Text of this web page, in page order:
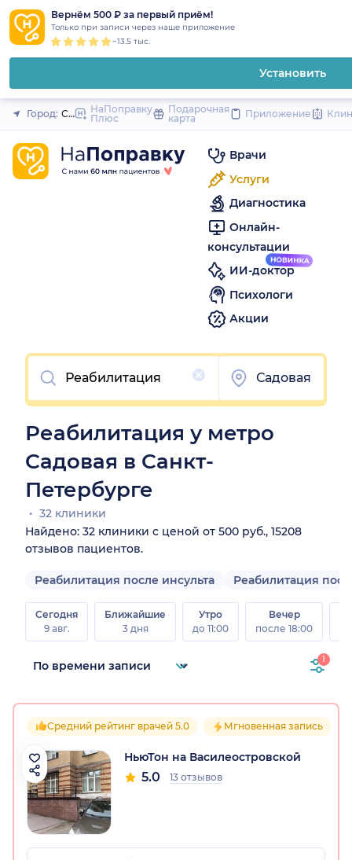
Вернём 500 ₽ за первый приём!
Только при записи через наше приложение
~13.5 тыс.
Установить
Закрыть
Город: Санкт-Петербург
НаПоправку
Плюс
Подарочная
карта
Приложение
Врачи
Услуги
Диагностика
Онлайн-
консультации
ИИ-доктор
Психологи
Акции
Очистить
Садовая
Реабилитация у метро
Садовая в Санкт-
Петербурге
32 клиники
Найдено: 32 клиники с ценой от 500 руб., 15208
отзывов пациентов.
Реабилитация после инсульта Реабилитация
Сегодня
9 авг.
Ближайшие
3 дня
Утро
до 11:00
Вечер
после 18:00
1
Средний рейтинг врачей 5.0 Мгновенная запись
НьюТон на Василеостровской
5.0 13 отзывов